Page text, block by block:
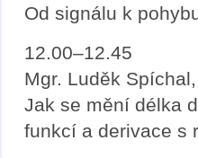
Od signálu k
12.00–12.45
Mgr. Luděk
Jak se mění délka
funkcí a derivace s